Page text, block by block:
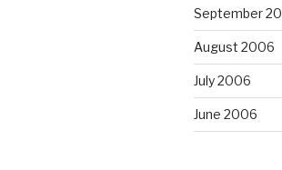
September
August 2006
July 2006
June 2006